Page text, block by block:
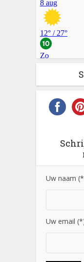
Uw naam
Uw email